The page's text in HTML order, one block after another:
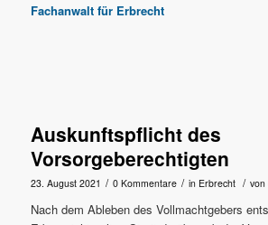
Fachanwalt für Erbrecht
Auskunftspflicht des
Vorsorgeberechtigten
23. August 2021 / 0 Kommentare / in Erbrecht / von
Nach dem Ableben des Vollmachtgebers